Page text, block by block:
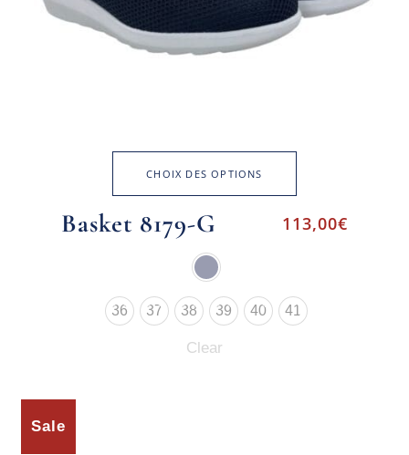
CHOIX DES OPTIONS
Basket 8179-G 113,00€
36 37 38 39 40 41
Clear
Sale